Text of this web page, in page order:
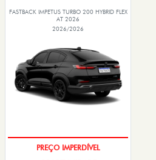
FASTBACK IMPETUS TURBO 200 HYBRID FLEX
AT 2026
2026/2026
PREÇO IMPERDÍVEL